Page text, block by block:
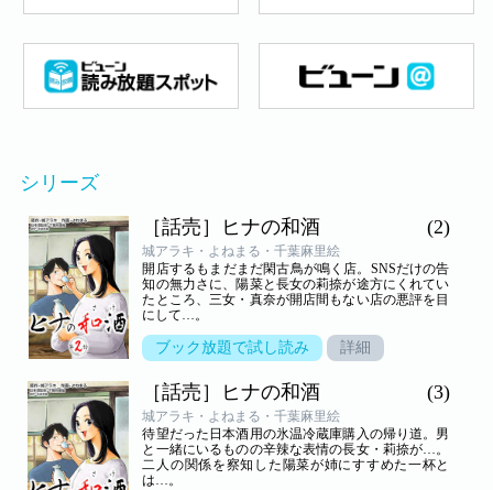
シリーズ
［話売］ヒナの和酒
(2)
城アラキ・よねまる・千葉麻里絵
開店するもまだまだ閑古鳥が鳴く店。SNSだけの告
知の無力さに、陽菜と長女の莉捺が途方にくれてい
たところ、三女・真奈が開店間もない店の悪評を目
にして…。
ブック放題で試し読み 詳細
［話売］ヒナの和酒 (3)
城アラキ・よねまる・千葉麻里絵
待望だった日本酒用の氷温冷蔵庫購入の帰り道。男
と一緒にいるものの辛辣な表情の長女・莉捺が…。
二人の関係を察知した陽菜が姉にすすめた一杯と
は…。